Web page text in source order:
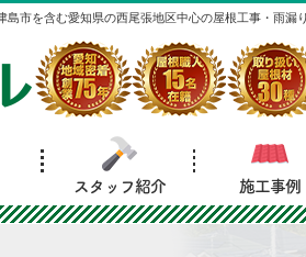
島市を含む愛知県の西尾張地区中心の屋根工事・雨漏
スタッフ紹介 施工事例